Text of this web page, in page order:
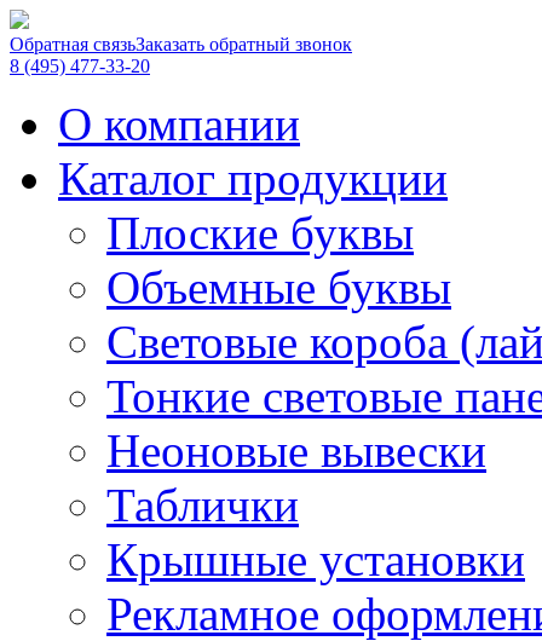
Обратная связьЗаказать обратный звонок
8 (495) 477-33-20
О компании
Каталог продукции
Плоские буквы
Объемные буквы
Световые короба
Тонкие световые
Неоновые вывески
Таблички
Крышные установки
Рекламное